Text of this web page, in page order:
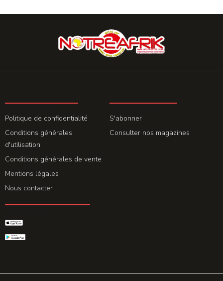
Politique de confidentialité
Conditions générales
d'utilisation
Conditions générales de vente
Mentions légales
Nous contacter
S'abonner
Consulter nos magazines